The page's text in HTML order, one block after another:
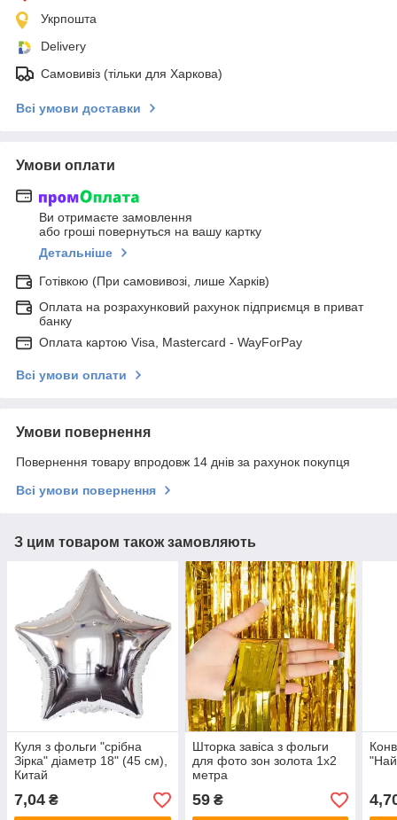
Укрпошта
Delivery
Самовивіз (тільки для Харкова)
Всі умови доставки
Умови оплати
Ви отримаєте замовлення
або гроші повернуться на вашу картку
Детальніше
Готівкою (При самовивозі, лише Харків)
Оплата на розрахунковий рахунок підприємця в приват
банку
Оплата картою Visa, Mastercard - WayForPay
Всі умови оплати
Умови повернення
Повернення товару впродовж 14 днів за рахунок покупця
Всі умови повернення
З цим товаром також замовляють
Куля з фольги "срібна
Зірка" діаметр 18" (45 см),
Китай
7,04 ₴
Шторка завіса з фольги
для фото зон золота 1х2
метра
59₴